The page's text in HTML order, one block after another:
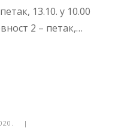
13.10. у 10.00
2 – петак,…
|